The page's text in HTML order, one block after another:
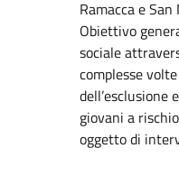
Ramacca e
Obiettivo
sociale
complesse
dell’esclusione
giovani a
oggetto di